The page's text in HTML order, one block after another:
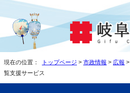
現在の位置： トップページ > 市政情報 > 広報 >
覧支援サービス